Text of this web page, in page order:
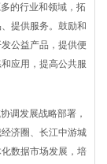
的行业和领域，拓
提供服务。鼓励和
公益产品，提供便
应用，提高公共服
调发展战略部署，
济圈、长江中游城
数据市场发展，培